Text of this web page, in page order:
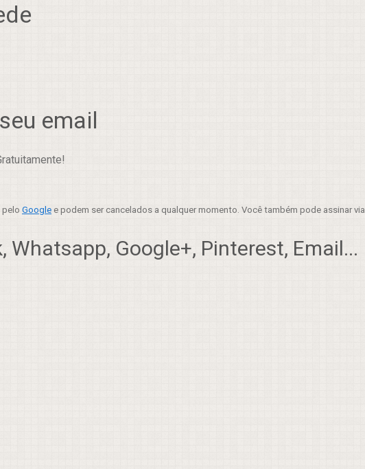
email
pelo Google e podem ser cancelados a qualquer momento. Você também pode assinar via
Google+, Pinterest, Email...